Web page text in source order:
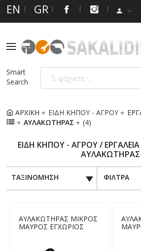
EN GR
Smart
Search
ΑΡΧΙΚΗ ΕΙΔΗ ΚΗΠΟΥ - ΑΓΡΟΥ
ΑΥΛΑΚΩΤΗΡΑΣ
(4)
ΕΙΔΗ ΚΗΠΟΥ - ΑΓΡΟΥ /
ΑΥΛΑΚΩΤΗΡΑΣ
ΤΑΞΙΝΟΜΗΣΗ ΦΙΛΤΡΑ
ΑΥΛΑΚΩΤΗΡΑΣ ΜΙΚΡΟΣ
ΜΑΥΡΟΣ ΕΓΧΩΡΙΟΣ